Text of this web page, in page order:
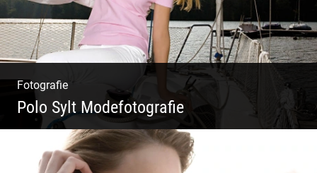
Fotografie
Polo Sylt Modefotografie
Polo Sylt Modefotografie